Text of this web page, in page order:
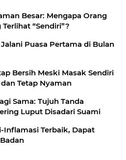
Besar: Mengapa Orang
“Sendiri”?
Puasa Pertama di Bulan
Bersih Meski Masak Sendiri
Tetap Nyaman
Sama: Tujuh Tanda
Luput Disadari Suami
Inflamasi Terbaik, Dapat